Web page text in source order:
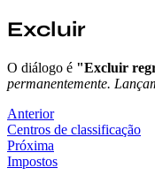
Excluir
O diálogo é "Excluir
permanentemente.
Anterior
Centros de classificação
Próxima
Impostos